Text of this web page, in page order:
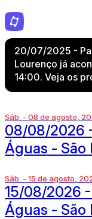
20/07/2025 -
Lourenço já
14:00. Veja os
Sáb. - 08 de agosto,
08/08/2026
Águas - São
Sáb. - 15 de agosto,
15/08/2026
Águas - São